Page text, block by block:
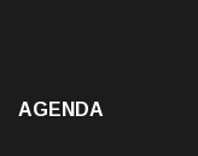
AGENDA